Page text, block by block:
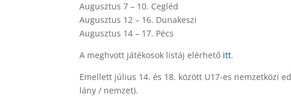
Augusztus 7 – 10. Cegléd
Augusztus 12 – 16. Dunakeszi
Augusztus 14 – 17. Pécs
A meghvott játékosok listáj elérhető itt.
Emellett július 14. és 18. között U17-es nemzetközi
lány / nemzet).